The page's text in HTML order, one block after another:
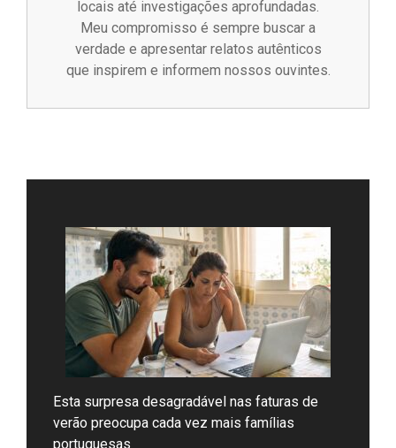
locais até investigações aprofundadas.
Meu compromisso é sempre buscar a
verdade e apresentar relatos autênticos
que inspirem e informem nossos ouvintes.
Esta surpresa desagradável nas faturas de
verão preocupa cada vez mais famílias
portuguesas